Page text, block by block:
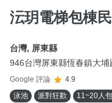
沄玥電梯包棟
台灣, 屏東縣
946台灣屏東縣恆春鎮大埔
Google 評論
4.9
泳池
派對狂歡 11~20人